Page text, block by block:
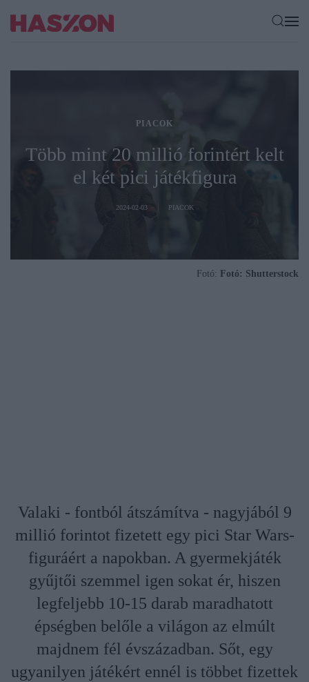
PIACOK
Több mint 20 millió forintért kelt
el két pici játékfigura
2024-02-03 PIACOK
Fotó: Fotó: Shutterstock
Valaki - fontból átszámítva - nagyjából 9
millió forintot fizetett egy pici Star Wars-
figuráért a napokban. A gyermekjáték
gyűjtői szemmel igen sokat ér, hiszen
legfeljebb 10-15 darab maradhatott
épségben belőle a világon az elmúlt
majdnem fél évszázadban. Sőt, egy
ugyanilyen játékért ennél is többet fizettek